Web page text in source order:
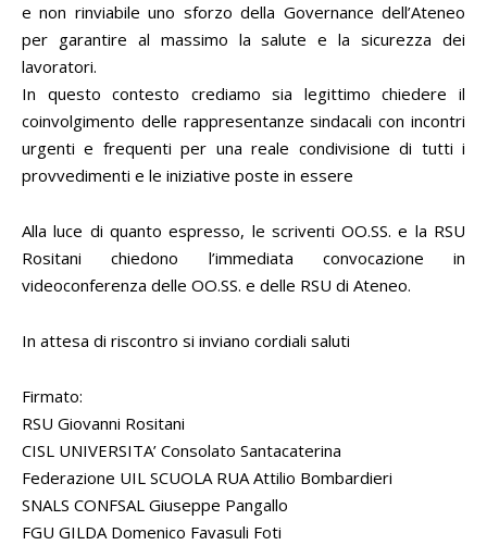
e non rinviabile uno sforzo della Governance dell’Ateneo
per garantire al massimo la salute e la sicurezza dei
lavoratori.
In questo contesto crediamo sia legittimo chiedere il
coinvolgimento delle rappresentanze sindacali con incontri
urgenti e frequenti per una reale condivisione di tutti i
provvedimenti e le iniziative poste in essere
Alla luce di quanto espresso, le scriventi OO.SS. e la RSU
Rositani chiedono l’immediata convocazione in
videoconferenza delle OO.SS. e delle RSU di Ateneo.
In attesa di riscontro si inviano cordiali saluti
Firmato:
RSU Giovanni Rositani
CISL UNIVERSITA’ Consolato Santacaterina
Federazione UIL SCUOLA RUA Attilio Bombardieri
SNALS CONFSAL Giuseppe Pangallo
FGU GILDA Domenico Favasuli Foti